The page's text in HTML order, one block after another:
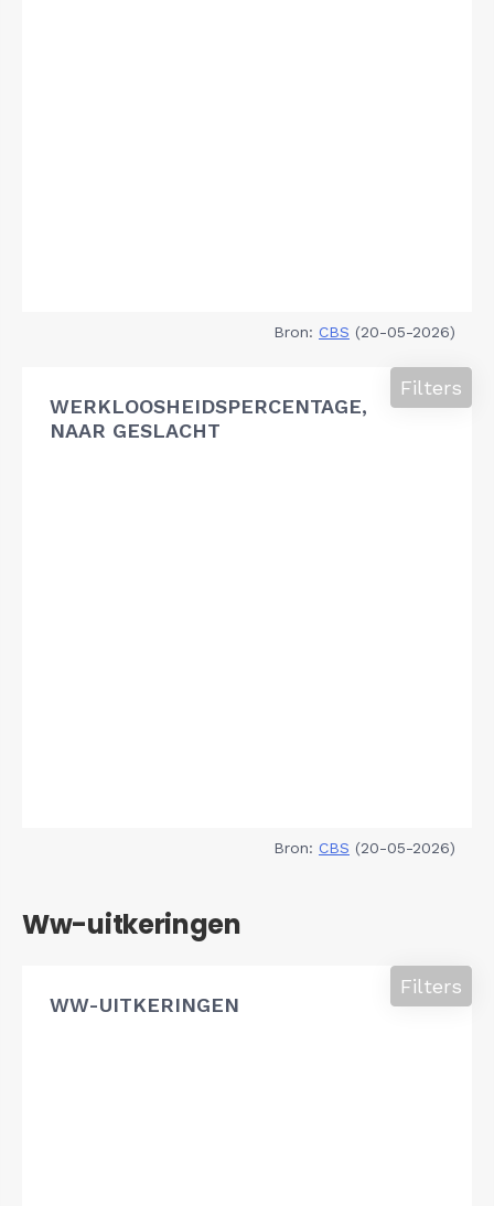
Bron: CBS (20-05-2026)
WERKLOOSHEIDSPERCENTAGE,
NAAR GESLACHT
Filters
Bron: CBS (20-05-2026)
Ww-uitkeringen
WW-UITKERINGEN
Filters